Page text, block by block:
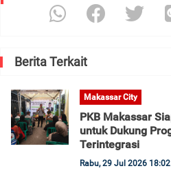
Berita Terkait
Makassar City
PKB Makassar
untuk Dukung
Terintegrasi
Rabu, 29 Jul 2026 18:02